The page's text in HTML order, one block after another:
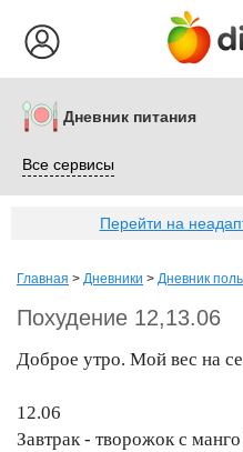
Дневник питания
Все сервисы
Перейти на
Главная > Дневники > Дневник
Похудение 12,13.06
Доброе утро. Мой вес на
12.06
Завтрак - творожок с